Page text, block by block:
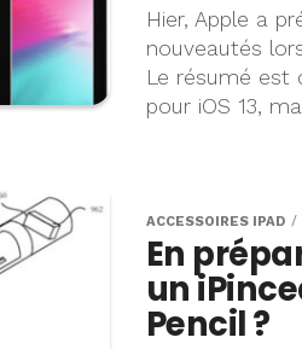
Hier, Apple a
nouveautés
Le résumé est
pour iOS 13,
ACCESSOIRES IPAD
En
un
Pencil ?